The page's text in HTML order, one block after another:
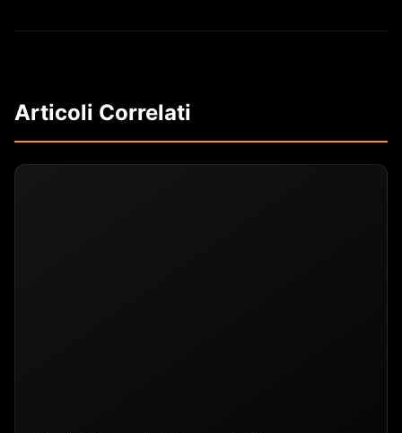
Articoli Correlati